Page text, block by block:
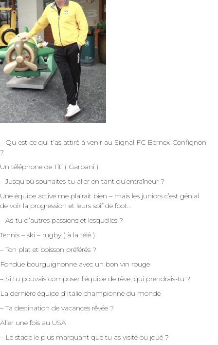
– Qu-est-ce qui t’as attiré à venir au Signal FC Bernex-Confignon
?
Un téléphone de Titi ( Garbani )
– Jusqu’où souhaites-tu aller en tant qu’entraîneur ?
Une équipe active me plairait bien – mais les juniors c’est génial
de voir la progression et leurs soif de foot…
– As-tu d’autres passions et lesquelles ?
Tennis – ski – rugby ( à la télé )
– Ton plat et boisson préférés ?
Fondue bourguignonne avec un bon vin rouge
– Si tu pouvais composer l’équipe de rêve, qui prendrais-tu ?
La dernière équipe d’Italie championne du monde
– Ta destination de vacances rêvée ?
Aller une fois au USA
– Le stade le plus marquant que tu as visité ou joué ?